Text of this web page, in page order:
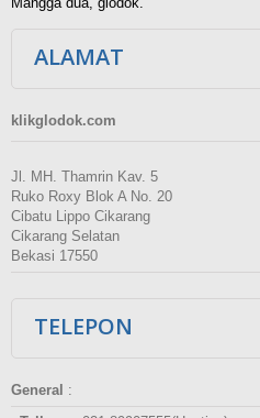
ALAMAT
klikglodok.com
Jl. MH. Thamrin Kav. 5
Ruko Roxy Blok A No. 20
Cibatu Lippo Cikarang
Cikarang Selatan
Bekasi 17550
TELEPON
General :